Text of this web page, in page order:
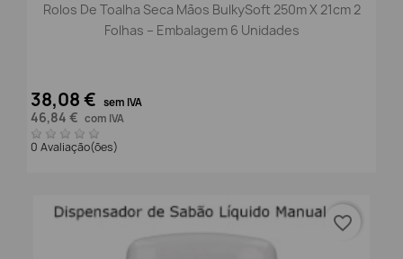
Rolos De Toalha Seca Mãos BulkySoft 250m X 21cm 2
Folhas – Embalagem 6 Unidades
38,08 € sem IVA
46,84 € com IVA
0 Avaliação(ões)
favorite_border